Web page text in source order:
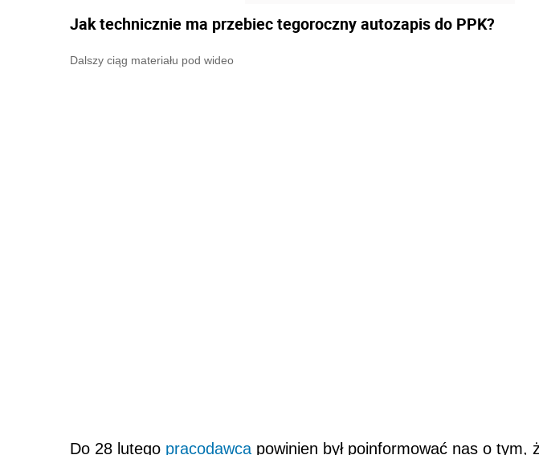
Jak technicznie ma przebiec tegoroczny autozapis do PPK?
Dalszy ciąg materiału pod wideo
Do 28 lutego pracodawca powinien był poinformować nas o tym,